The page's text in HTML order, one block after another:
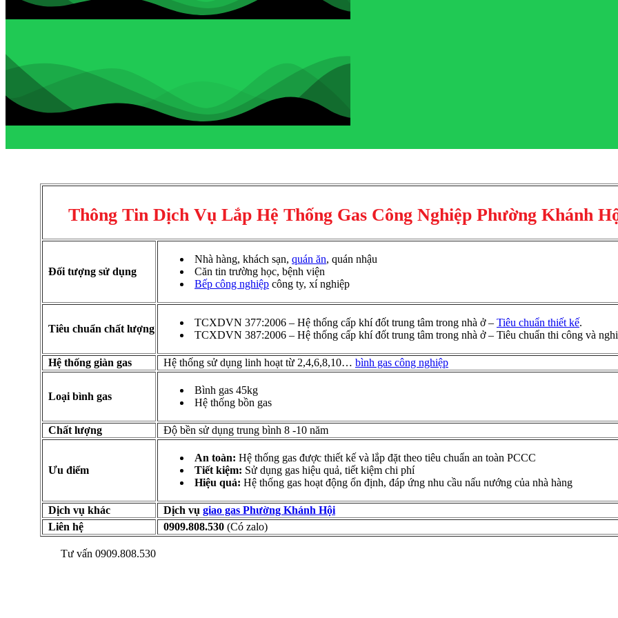
Thông Tin Dịch Vụ Lắp Hệ Thống Gas Công Nghiệp Phường Khánh
Đối tượng sử dụng
Nhà hàng, khách sạn, quán ăn, quán nhậu
Căn tin trường học, bệnh viện
Bếp công nghiệp công ty, xí nghiệp
Tiêu chuẩn chất lượng
TCXDVN 377:2006 – Hệ thống cấp khí đốt trung tâm trong nhà ở – Tiêu chuẩn thiết kế.
TCXDVN 387:2006 – Hệ thống cấp khí đốt trung tâm trong nhà ở – Tiêu chuẩn thi công và
Hệ thống giàn gas Hệ thống sử dụng linh hoạt từ 2,4,6,8,10… bình gas công nghiệp
Loại bình gas
Bình gas 45kg
Hệ thống bồn gas
Chất lượng Độ bền sử dụng trung bình 8 -10 năm
Ưu điểm
An toàn: Hệ thống gas được thiết kế và lắp đặt theo tiêu chuẩn an toàn PCCC
Tiết kiệm: Sử dụng gas hiệu quả, tiết kiệm chi phí
Hiệu quả: Hệ thống gas hoạt động ổn định, đáp ứng nhu cầu nấu nướng của nhà hàng
Dịch vụ khác Dịch vụ giao gas Phường Khánh Hội
Liên hệ
0909.808.530 (Có zalo)
Tư vấn 0909.808.530